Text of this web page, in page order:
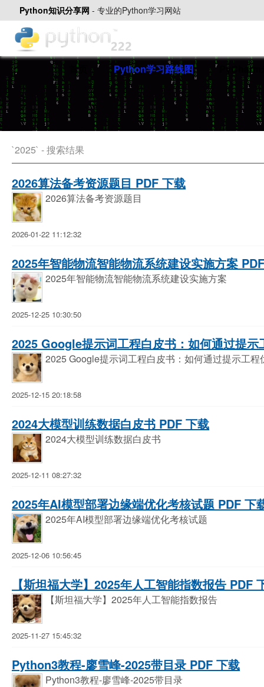
Python知识分享网 - 专业的Python学习网站
首页 Python学习路线图
`2025` - 搜索结果
2026算法备考资源题目 PDF 下载
2026算法备考资源题目
2026-01-22 11:12:32
2025年智能物流智能物流系统建设实施方案
2025年智能物流智能物流系统建设实施方案
2025-12-25 10:30:50
2025 Google提示词工程白皮书：如何通过提
2025 Google提示词工程白皮书：如何通过提示工程
2025-12-15 20:18:58
2024大模型训练数据白皮书 PDF 下载
2024大模型训练数据白皮书
2025-12-11 08:27:32
2025年AI模型部署边缘端优化考核试题 PDF 下
2025年AI模型部署边缘端优化考核试题
2025-12-06 10:56:45
【斯坦福大学】2025年人工智能指数报告 PDF
【斯坦福大学】2025年人工智能指数报告
2025-11-27 15:45:32
Python3教程-廖雪峰-2025带目录 PDF 下载
Python3教程-廖雪峰-2025带目录